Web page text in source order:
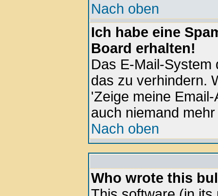
Nach oben
Ich habe eine
Board erhalten!
Das E-Mail-System
das zu verhindern.
'Zeige meine
auch niemand
Nach oben
Who wrote this